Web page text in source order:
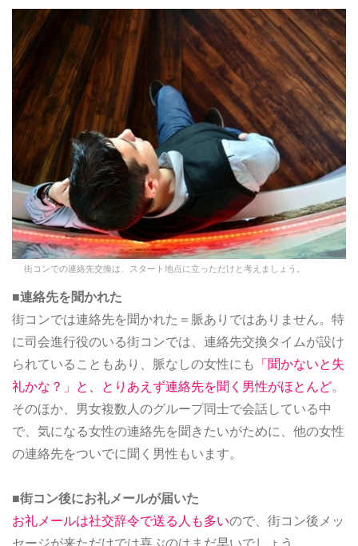
街コンでの連絡先交換は、スタート地点に立っただけと考えましょう。
■連絡先を聞かれた
街コンでは連絡先を聞かれた＝脈ありではありません。特
に司会進行役のいる街コンでは、連絡先交換タイムが設け
られていることもあり、脈なしの女性にも
「聞かないと失
礼かな？」と、とりあえず連絡先を聞く男性がほとんど。
そのほか、男女複数人のグループ同士で会話している中
で、気になる女性の連絡先を聞きたいがために、他の女性
の連絡先をついでに聞く男性もいます。
■街コン後にお礼メールが届いた
お礼メールは社交辞令で送る人も多いので、街コン後メッ
セージが来ただけでは喜ぶのはまだ早いでしょう。